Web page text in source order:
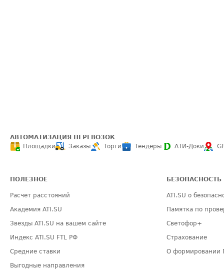
АВТОМАТИЗАЦИЯ ПЕРЕВОЗОК
Площадки
Заказы Торги Тендеры АТИ-Доки
ПОЛЕЗНОЕ
Расчет расстояний
Академия ATI.SU
Звезды ATI.SU на вашем сайте
Индекс ATI.SU FTL РФ
Средние ставки
Выгодные направления
БЕЗОПАСНОСТЬ
ATI.SU о
Памятка по
Светофор+
Страхование
О формировании